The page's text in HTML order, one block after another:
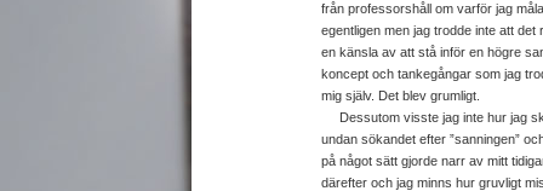
från professorshåll om varför jag
egentligen men jag trodde inte att
en känsla av att stå inför en högre
koncept och tankegångar som jag
mig själv. Det blev grumligt.
Dessutom visste jag inte hur jag
undan sökandet efter ”sanningen”
på något sätt gjorde narr av mitt
därefter och jag minns hur gruvligt